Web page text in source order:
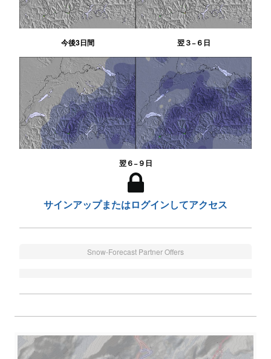
今後3日間 翌３−６日
翌６−９日
サインアップまたはログインしてアクセス
Snow-Forecast Partner Offers